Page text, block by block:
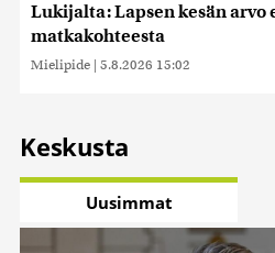
Lukijalta: Lapsen kesän arvo
matkakohteesta
Mielipide | 5.8.2026 15:02
Keskusta
Uusimmat